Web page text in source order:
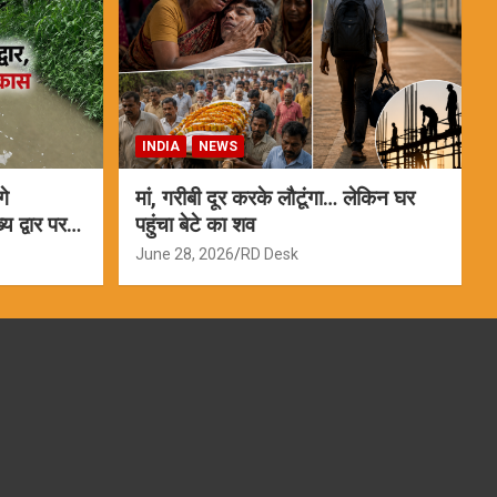
पर
INDIA NEWS
मां, गरीबी दूर करके लौटूंगा… लेकिन घर
पहुंचा बेटे का शव
June 28, 2026 RD Desk